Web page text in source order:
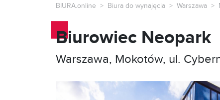
BIURA.online Biura do wynajęcia Warszawa
Biurowiec Neopark
Warszawa, Mokotów, ul.